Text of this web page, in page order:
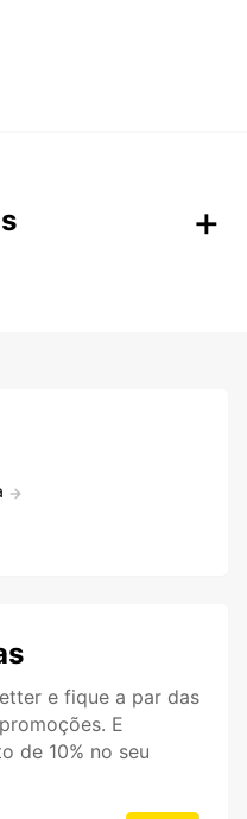
e fique a par das
E
de 10% no seu